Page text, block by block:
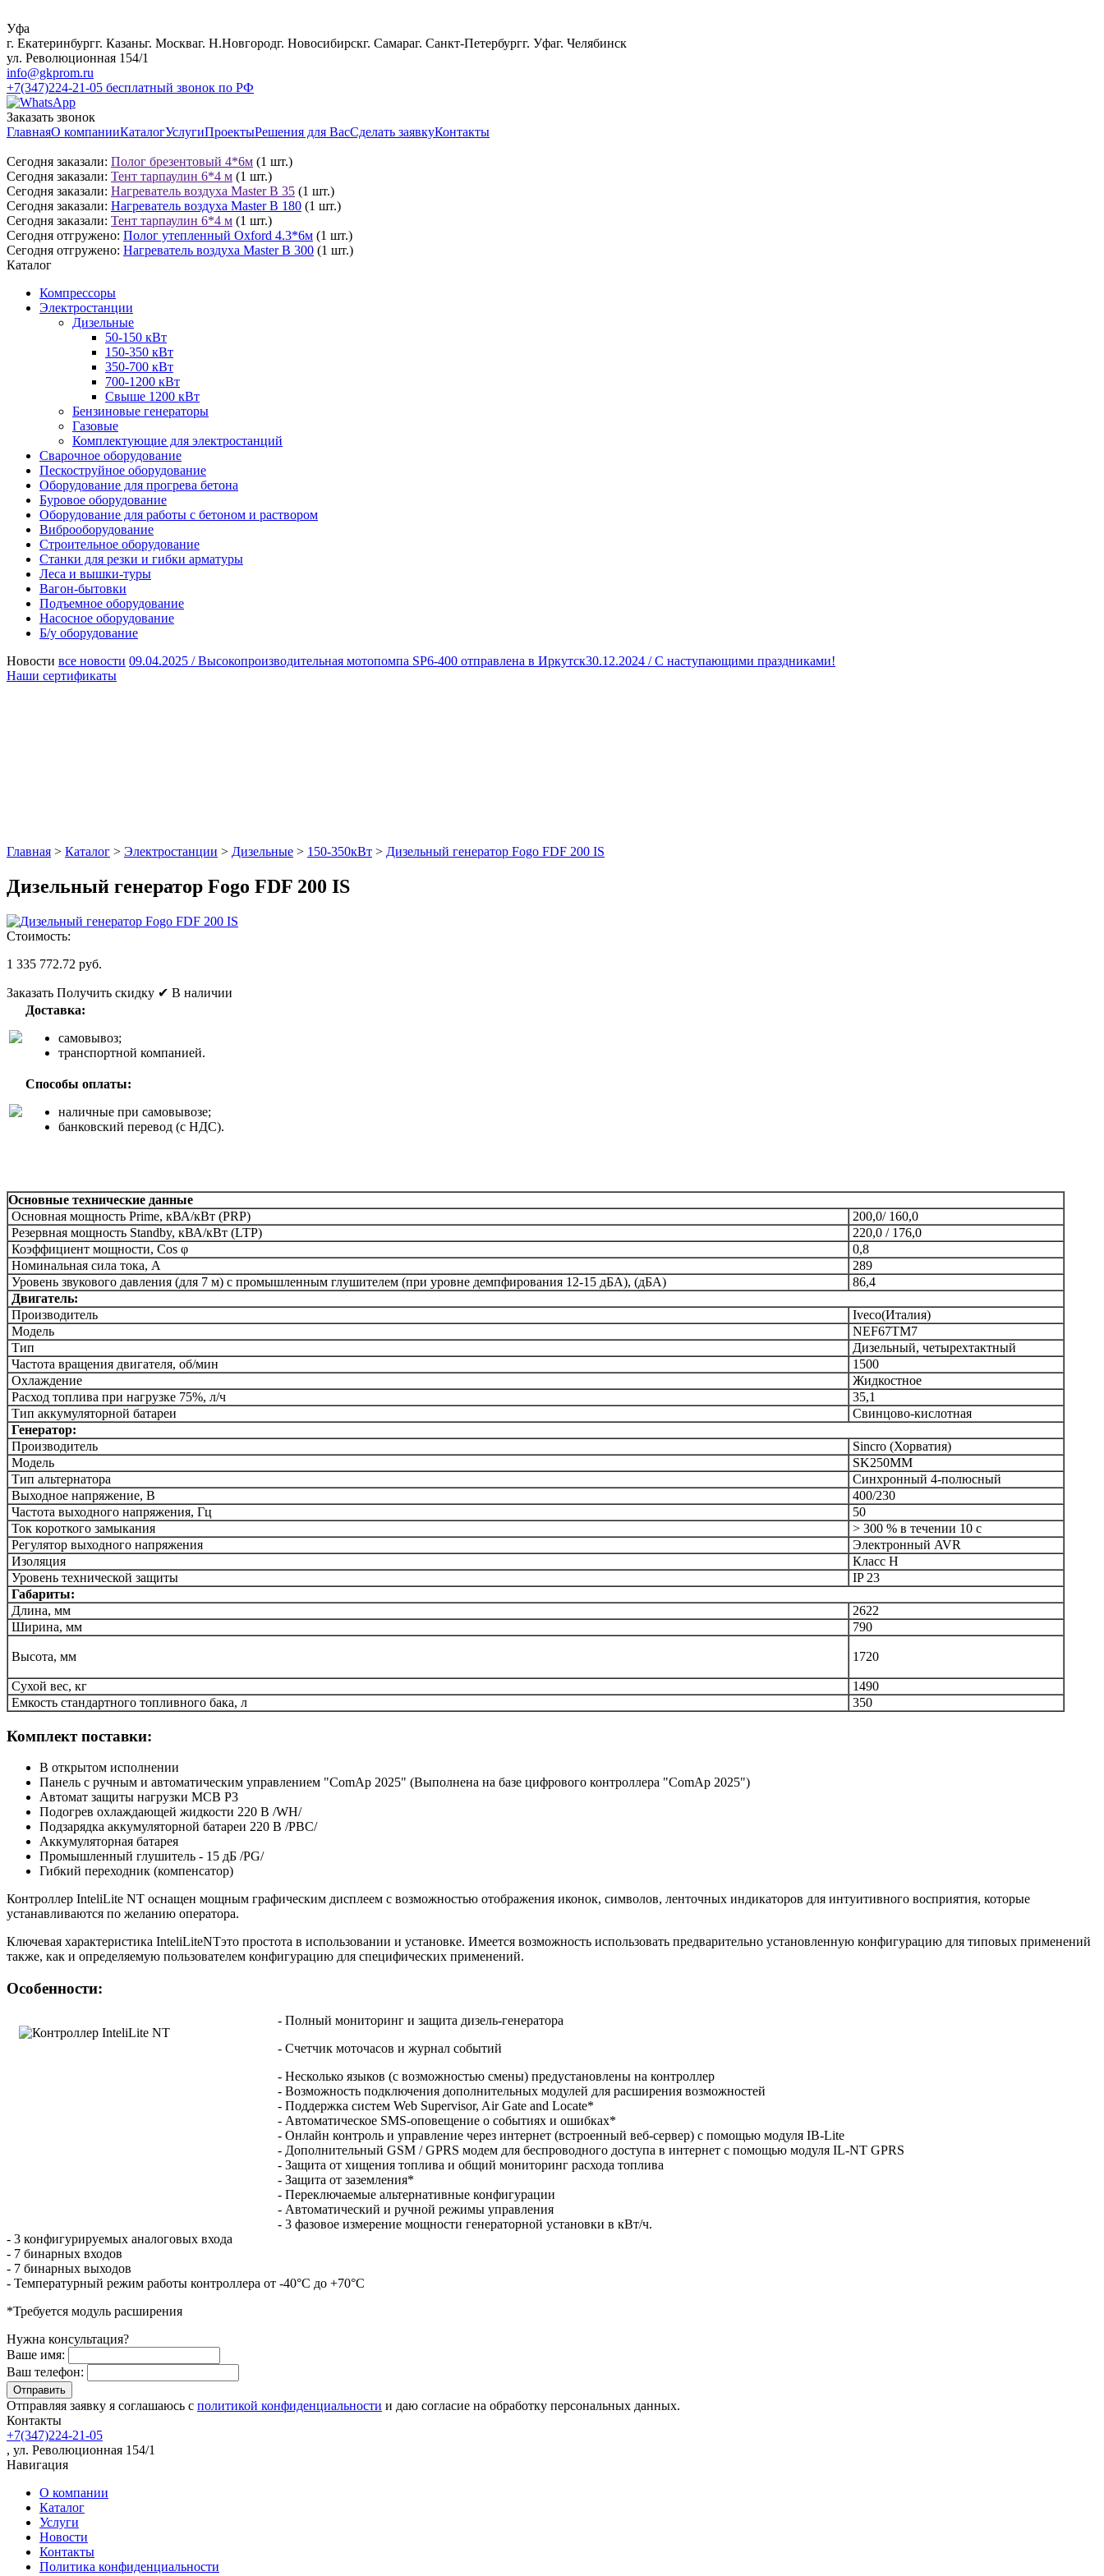
Уфа
г. Екатеринбургг. Казаньг. Москваг. Н.Новгородг. Новосибирскг. Самараг. Санкт-Петербургг. Уфаг. Челябинск
ул. Революционная 154/1
info@gkprom.ru
+7(347)224-21-05 бесплатный звонок по РФ
Заказать звонок
ГлавнаяО компанииКаталогУслугиПроектыРешения для ВасСделать заявкуКонтакты
Сегодня заказали: Полог брезентовый 4*6м (1 шт.)
Сегодня заказали: Тент тарпаулин 6*4 м (1 шт.)
Сегодня заказали: Нагреватель воздуха Master B 35 (1 шт.)
Сегодня заказали: Нагреватель воздуха Master B 180 (1 шт.)
Сегодня заказали: Тент тарпаулин 6*4 м (1 шт.)
Сегодня отгружено: Полог утепленный Oxford 4.3*6м (1 шт.)
Сегодня отгружено: Нагреватель воздуха Master B 300 (1 шт.)
Каталог
Компрессоры
Электростанции
Дизельные
50-150 кВт
150-350 кВт
350-700 кВт
700-1200 кВт
Свыше 1200 кВт
Бензиновые генераторы
Газовые
Комплектующие для электростанций
Сварочное оборудование
Пескоструйное оборудование
Оборудование для прогрева бетона
Буровое оборудование
Оборудование для работы с бетоном и раствором
Виброоборудование
Строительное оборудование
Станки для резки и гибки арматуры
Леса и вышки-туры
Вагон-бытовки
Подъемное оборудование
Насосное оборудование
Б/у оборудование
Новости все новости 09.04.2025 /Высокопроизводительная мотопомпа SP6-400 отправлена в Иркутск30.12.2024 /С наступающими праздниками!
Наши сертификаты
Главная > Каталог > Электростанции > Дизельные > 150-350кВт > Дизельный генератор Fogo FDF 200 IS
Дизельный генератор Fogo FDF 200 IS
Стоимость:
1 335 772.72 руб.
Заказать Получить скидку ✔ В наличии
Доставка:
самовывоз;
транспортной компанией.
Способы оплаты:
наличные при самовывозе;
банковский перевод (с НДС).
Основные технические данные
Основная мощность Prime, кВА/кВт (PRP)
200,0/ 160,0
Резервная мощность Standby, кВА/кВт (LTP)
220,0 / 176,0
Коэффициент мощности, Сos φ
0,8
Номинальная сила тока, А
289
Уровень звукового давления (для 7 м) c промышленным глушителем (при уровне демпфирования 12-15 дБА), (дБА)
86,4
Двигатель:
Производитель
Iveco(Италия)
Модель
NEF67TM7
Тип
Дизельный, четырехтактный
Частота вращения двигателя, об/мин
1500
Охлаждение
Жидкостное
Расход топлива при нагрузке 75%, л/ч
35,1
Тип аккумуляторной батареи
Cвинцово-кислотная
Генератор:
Производитель
Sincro (Хорватия)
Модель
SK250MM
Тип альтернатора
Синхронный 4-полюсный
Выходное напряжение, В
400/230
Частота выходного напряжения, Гц
50
Ток короткого замыкания
> 300 % в течении 10 с
Регулятор выходного напряжения
Электронный AVR
Изоляция
Класс Н
Уровень технической защиты
IP 23
Габариты:
Длина, мм
2622
Ширина, мм
790
Высота, мм 1720
Сухой вес, кг
1490
Емкость стандартного топливного бака, л
350
Комплект поставки:
В открытом исполнении
Панель с ручным и автоматическим управлением "ComAp 2025" (Выполнена на базе цифрового контроллера "ComAp 2025")
Автомат защиты нагрузки MCB P3
Подогрев охлаждающей жидкости 220 В /WH/
Подзарядка аккумуляторной батареи 220 В /PBC/
Аккумуляторная батарея
Промышленный глушитель - 15 дБ /PG/
Гибкий переходник (компенсатор)
Контроллер InteliLite NT оснащен мощным графическим дисплеем с возможностью отображения иконок, символов, ленточных индикаторов для интуитивного восприятия, которые
устанавливаются по желанию оператора.
Ключевая характеристика InteliLiteNTэто простота в использовании и установке. Имеется возможность использовать предварительно установленную конфигурацию для типовых применений
также, как и определяемую пользователем конфигурацию для специфических применений.
Особенности:
- Полный мониторинг и защита дизель-генератора
- Счетчик моточасов и журнал событий
- Несколько языков (с возможностью смены) предустановлены на контроллер
- Возможность подключения дополнительных модулей для расширения возможностей
- Поддержка систем Web Supervisor, Air Gate and Locate*
- Автоматическое SMS-оповещение о событиях и ошибках*
- Онлайн контроль и управление через интернет (встроенный веб-сервер) с помощью модуля IB-Lite
- Дополнительный GSM / GPRS модем для беспроводного доступа в интернет с помощью модуля IL-NT GPRS
- Защита от хищения топлива и общий мониторинг расхода топлива
- Защита от заземления*
- Переключаемые альтернативные конфигурации
- Автоматический и ручной режимы управления
- 3 фазовое измерение мощности генераторной установки в кВт/ч.
- 3 конфигурируемых аналоговых входа
- 7 бинарных входов
- 7 бинарных выходов
- Температурный режим работы контроллера от -40°C до +70°C
*Требуется модуль расширения
Нужна консультация?
Ваше имя:
Ваш телефон:
Отправляя заявку я соглашаюсь с политикой конфиденциальности и даю согласие на обработку персональных данных.
Контакты
+7(347)224-21-05
, ул. Революционная 154/1
Навигация
О компании
Каталог
Услуги
Новости
Контакты
Политика конфиденциальности